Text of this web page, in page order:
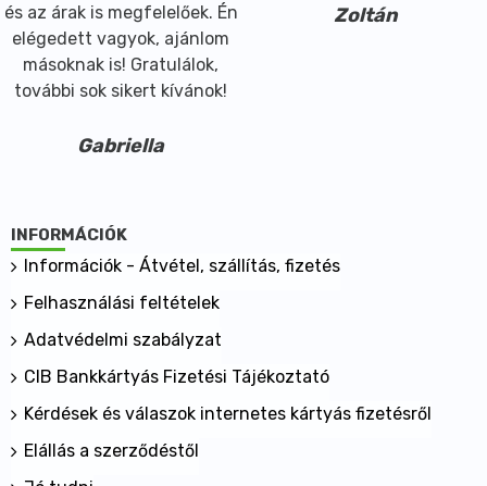
és az árak is megfelelőek. Én
elégedett vagyok, ajánlom
másoknak is! Gratulálok,
további sok sikert kívánok!
Gabriella
Zoltán
INFORMÁCIÓK
Információk - Átvétel, szállítás, fizetés
Felhasználási feltételek
Adatvédelmi szabályzat
CIB Bankkártyás Fizetési Tájékoztató
Kérdések és válaszok internetes kártyás fizetésről
Elállás a szerződéstől